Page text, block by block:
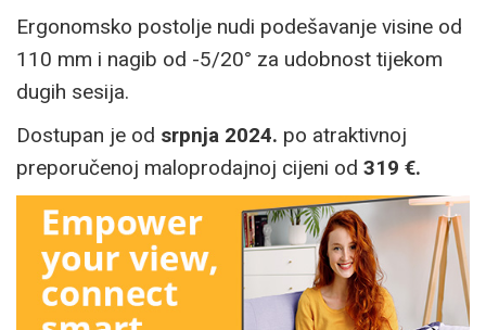
Ergonomsko postolje nudi podešavanje visine od
110 mm i nagib od -5/20° za udobnost tijekom
dugih sesija.
Dostupan je od srpnja 2024. po atraktivnoj
preporučenoj maloprodajnoj cijeni od 319 €.